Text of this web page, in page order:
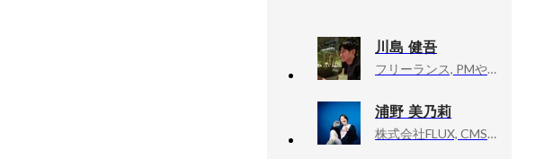
川島 健吾
フリーランス, PMやマーケターなどなどやってる個人事業主
浦野 美乃莉
株式会社FLUX, CMS事業本部